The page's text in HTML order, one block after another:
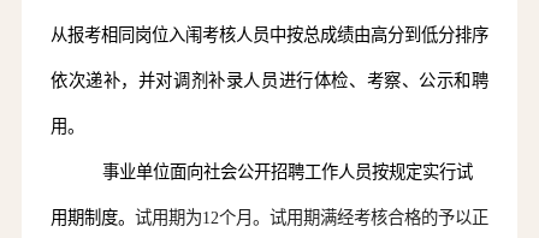
从报考相同岗位入闱考核人员中按总成绩由高分到低分排序
依次递补，并对调剂补录人员进行体检、考察、公示和聘
用。
事业单位面向社会公开招聘工作人员按规定实行试
用期制度。 试用期为12个月。试用期满经考核合格的予以正